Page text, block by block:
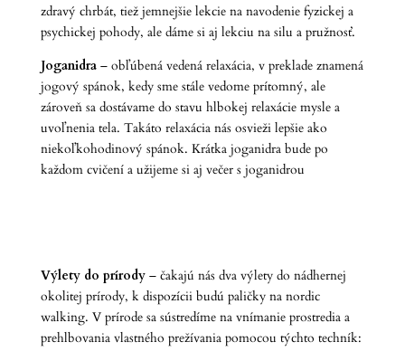
zdravý chrbát, tiež jemnejšie lekcie na navodenie fyzickej a
psychickej pohody, ale dáme si aj lekciu na silu a pružnosť.
Joganidra– obľúbená vedená relaxácia, v preklade znamená
jogový spánok, kedy sme stále vedome prítomný, ale
zároveň sa dostávame do stavu hlbokej relaxácie mysle a
uvoľnenia tela. Takáto relaxácia nás osvieži lepšie ako
niekoľkohodinový spánok. Krátka joganidra bude po
každom cvičení a užijeme si aj večer s joganidrou
Výlety do prírody– čakajú nás dva výlety do nádhernej
okolitej prírody, k dispozícii budú paličky na nordic
walking. V prírode sa sústredíme na vnímanie prostredia a
prehlbovania vlastného prežívania pomocou týchto techník: